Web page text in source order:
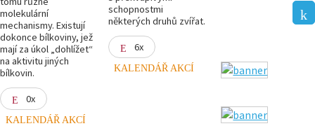
molekulární
mechanismy. Existují
dokonce bílkoviny, jež
mají za úkol „dohlížet“
na aktivitu jiných
bílkovin.
0x
KALENDÁŘ AKCÍ
schopnostmi
některých druhů zvířat.
6x
KALENDÁŘ AKCÍ